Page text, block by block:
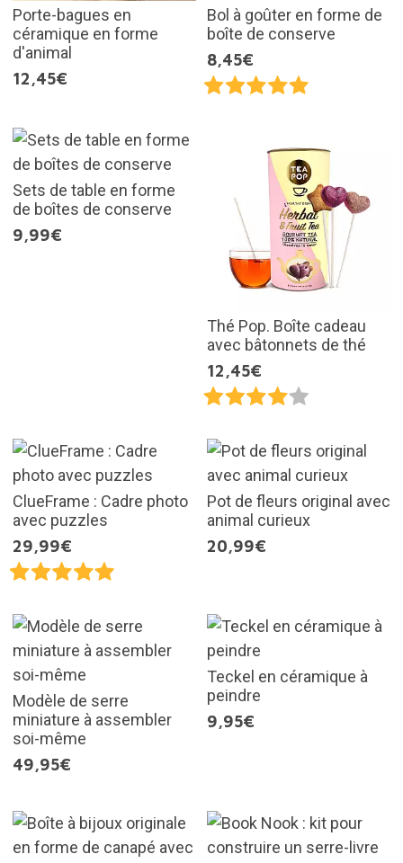
Porte-bagues en
céramique en forme
d'animal
12,45€
Bol à goûter en forme de
boîte de conserve
8,45€
Sets de table en forme
de boîtes de conserve
9,99€
Thé Pop. Boîte cadeau
avec bâtonnets de thé
12,45€
ClueFrame : Cadre photo
avec puzzles
29,99€
Pot de fleurs original avec
animal curieux
20,99€
Modèle de serre
miniature à assembler
soi-même
49,95€
Teckel en céramique à
peindre
9,95€